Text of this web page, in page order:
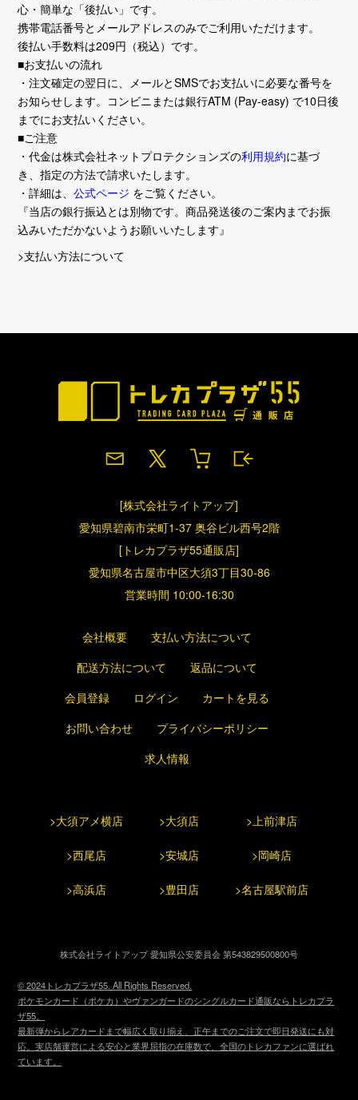
心・簡単な「後払い」です。
携帯電話番号とメールアドレスのみでご利用いただけます。
後払い手数料は209円（税込）です。
■お支払いの流れ
・注文確定の翌日に、メールとSMSでお支払いに必要な番号を
お知らせします。コンビニまたは銀行ATM (Pay-easy) で10日後
までにお支払いください。
■ご注意
・代金は株式会社ネットプロテクションズの利用規約に基づ
き、指定の方法で請求いたします。
・詳細は、公式ページ をご覧ください。
『当店の銀行振込とは別物です。商品発送後のご案内までお振
込みいただかないようお願いいたします』
>支払い方法について
[株式会社ライトアップ]
愛知県碧南市栄町1-37 奥谷ビル西号2階
[トレカプラザ55通販店]
愛知県名古屋市中区大須3丁目30-86
営業時間 10:00-16:30
会社概要
支払い方法について
配送方法について
返品について
会員登録
ログイン
カートを見る
お問い合わせ
プライバシーポリシー
求人情報
>大須アメ横店 >大須店 >上前津店
>西尾店 >安城店 >岡崎店
>高浜店 >豊田店 >名古屋駅前店
株式会社ライトアップ 愛知県公安委員会 第543829500800号
© 2024トレカプラザ55. All Rights Reserved.
ポケモンカード（ポケカ）やヴァンガードのシングルカード通販ならトレカプラ
ザ55。
最新弾からレアカードまで幅広く取り揃え、正午までのご注文で即日発送にも対
応。実店舗運営による安心と業界屈指の在庫数で、全国のトレカファンに選ばれ
ています。